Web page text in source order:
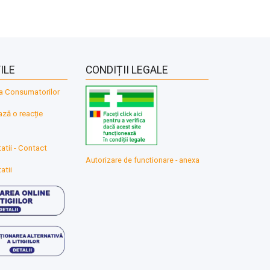
Consumatorilor
o reacție
- Contact
CONDIȚII LEGALE
Autorizare de functionare - anexa